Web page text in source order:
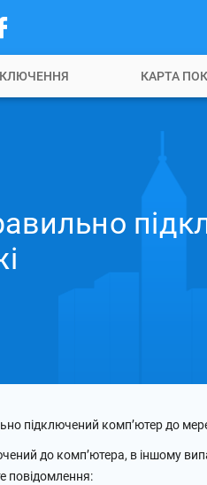
КАРТА
підключений комп’ютер до
до комп’ютера, в іншому
повідомлення: